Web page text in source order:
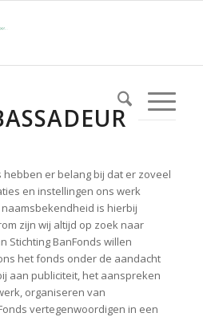
hebben er belang bij dat er zoveel
en instellingen ons werk
is hierbij
zijn wij altijd op zoek naar
Stichting BanFonds willen
het fonds onder de aandacht
aan publiciteit, het aanspreken
organiseren van
vertegenwoordigen in een